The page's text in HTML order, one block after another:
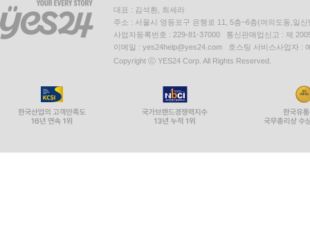
대표 : 김석환, 최세라
주소 : 서울시 영등포구 은행로 11, 5층~6층(여의도동,일신
사업자등록번호 : 229-81-37000 통신판매업신고 : 제
이메일 : yes24help@yes24.com 호스팅 서비스사업자 :
Copyright ⓒ YES24 Corp. All Rights Reserved.